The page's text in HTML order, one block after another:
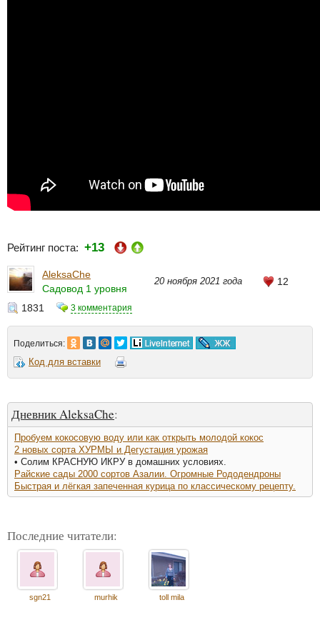
Рейтинг поста: +13
AleksaChe
Садовод 1 уровня
20 ноября 2021 года 12
1831 3 комментария
Поделиться:
Код для вставки
Дневник AleksaChe:
Пробуем кокосовую воду или как открыть молодой кокос
2 новых сорта ХУРМЫ и Дегустация урожая
• Солим КРАСНУЮ ИКРУ в домашних условиях.
Райские сады 2000 сортов Азалии. Огромные Рододендроны
Быстрая и лёгкая запеченная курица по классическому рецепту.
Последние читатели:
sgn21 murhik toll mila